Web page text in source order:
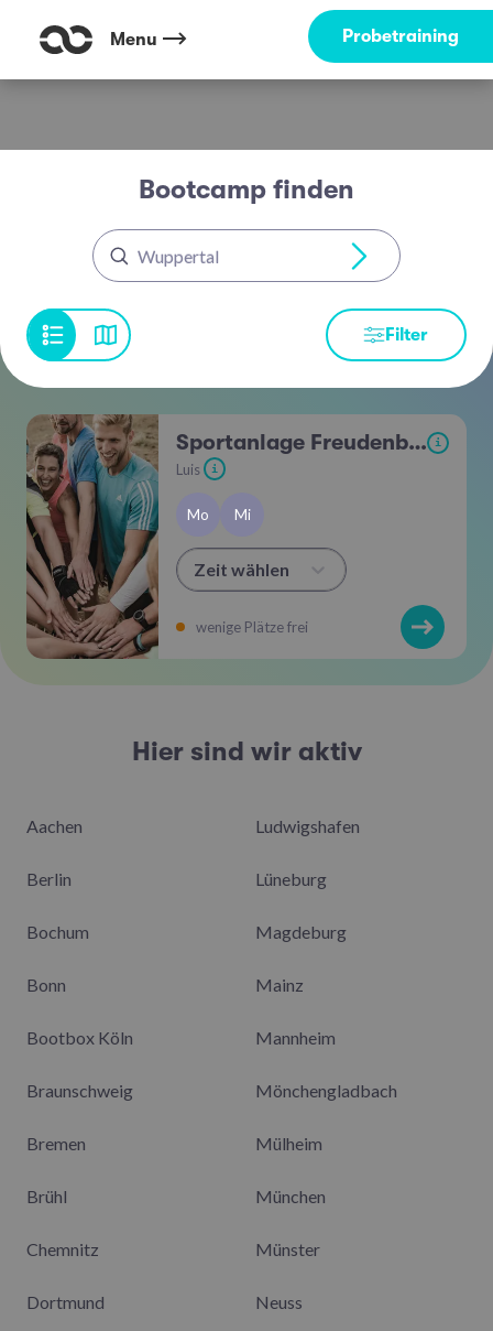
Menu Probetraining
Bootcamp finden
Wuppertal
Filter
Sportanlage Freudenberg i
Luis i
Mo Mi
Zeit wählen
wenige Plätze frei
Hier sind wir aktiv
Aachen
Berlin
Bochum
Bonn
Bootbox Köln
Braunschweig
Bremen
Brühl
Chemnitz
Dortmund
Ludwigshafen
Lüneburg
Magdeburg
Mainz
Mannheim
Mönchengladbach
Mülheim
München
Münster
Neuss